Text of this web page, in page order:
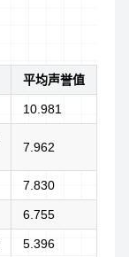
平均声誉值
10.981
7.962
7.830
6.755
5.396